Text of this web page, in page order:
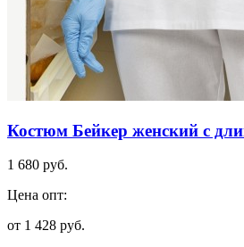
Костюм Бейкер женский с
1 680 руб.
Цена опт:
от 1 428 руб.